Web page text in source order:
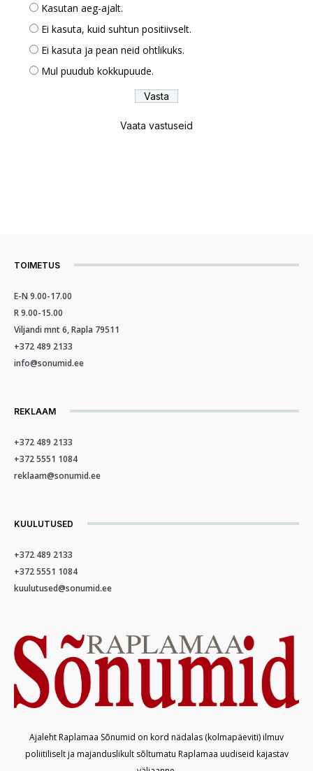
Kasutan aeg-ajalt.
Ei kasuta, kuid suhtun positiivselt.
Ei kasuta ja pean neid ohtlikuks.
Mul puudub kokkupuude.
Vaata vastuseid
TOIMETUS
E-N 9.00-17.00
R 9.00-15.00
Viljandi mnt 6, Rapla 79511
+372 489 2133
info@sonumid.ee
REKLAAM
+372 489 2133
+372 5551 1084
reklaam@sonumid.ee
KUULUTUSED
+372 489 2133
+372 5551 1084
kuulutused@sonumid.ee
Ajaleht Raplamaa Sõnumid on kord nädalas (kolmapäeviti) ilmuv
poliitiliselt ja majanduslikult sõltumatu Raplamaa uudiseid kajastav